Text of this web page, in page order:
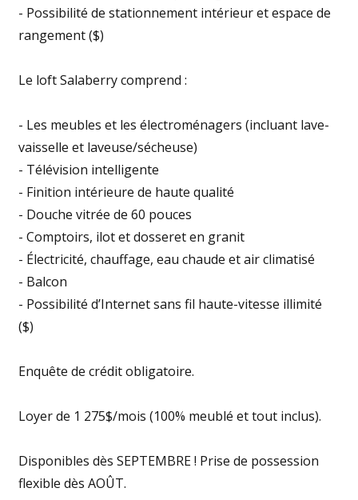
- Possibilité de stationnement intérieur et espace de
rangement ($)
Le loft Salaberry comprend :
- Les meubles et les électroménagers (incluant lave-
vaisselle et laveuse/sécheuse)
- Télévision intelligente
- Finition intérieure de haute qualité
- Douche vitrée de 60 pouces
- Comptoirs, ilot et dosseret en granit
- Électricité, chauffage, eau chaude et air climatisé
- Balcon
- Possibilité d’Internet sans fil haute-vitesse illimité
($)
Enquête de crédit obligatoire.
Loyer de 1 275$/mois (100% meublé et tout inclus).
Disponibles dès SEPTEMBRE ! Prise de possession
flexible dès AOÛT.